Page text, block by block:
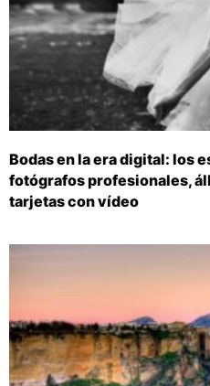
Bodas en la era digital: los
fotógrafos profesionales,
tarjetas con vídeo